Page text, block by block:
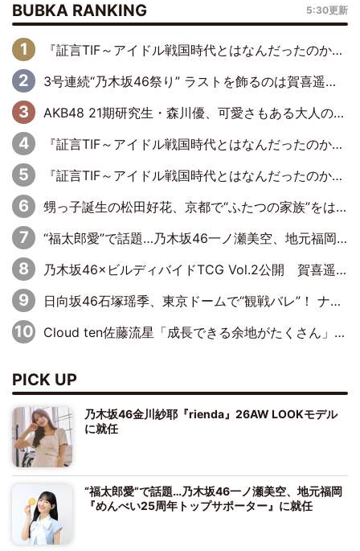
BUBKA RANKING 5:30更新
『証言TIF～アイドル戦国時代とはなんだったのか～』第6回：でんぱ組.inc・古川未鈴×相沢梨紗「『ハロプロやりたかったな』って言ったら、夢眠ねむさんに『てめえはでんぱ組．incなんだよ！』って肩パンされて(笑)」
3号連続“乃木坂46祭り” ラストを飾るのは賀喜遥香…5年ぶりの登場に「5年分大人になった私を見ていただけたら」
AKB48 21期研究生・森川優、可愛さもある大人の女性に
『証言TIF～アイドル戦国時代とはなんだったのか～』第11回：私立恵比寿中学・真山りか×安本彩花「TIFで10年ぶりのキョンシーメイクをしたら、場を完全に引かせてしまって。時代が変わったんだなって」
『証言TIF～アイドル戦国時代とはなんだったのか～』第10回：さくら学院・武藤彩未×飯田らうら「正直、中3で辞めるというのを信じてなくて。そう言われてはいたけど、嘘でしょって」
甥っ子誕生の松田好花、京都で“ふたつの家族”をはしご！ “母”黒谷友香に見送られ、“父”松岡昌宏とはハシゴ酒
“福太郎愛”で話題…乃木坂46一ノ瀬美空、地元福岡『めんべい25周年トップサポーター』に就任
乃木坂46×ビルディバイドTCG Vol.2公開 賀喜遥香＆田村真佑が『京まふ』ステージに登壇
日向坂46石塚瑶季、東京ドームで“観戦バレ”！ ナイツ・塙も認めた「巨人に詳しすぎるアイドル」は元VENUSスクール生で杉内コーチ推し⁉
Cloud ten佐藤流星「成長できる余地がたくさん」、本田高優「何度見ても飽きない公演に」
PICK UP
乃木坂46金川紗耶『rienda』26AW LOOKモデル
に就任
“福太郎愛”で話題…乃木坂46一ノ瀬美空、地元福岡
『めんべい25周年トップサポーター』に就任